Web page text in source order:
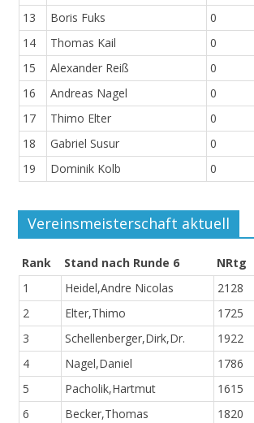
13
Boris Fuks 0
14
Thomas Kail 0
15
Alexander Reiß 0
16
Andreas Nagel 0
17
Thimo Elter 0
18
Gabriel Susur 0
19
Dominik Kolb 0
Vereinsmeisterschaft aktuell
Rank Stand nach Runde 6 NRtg
1
Heidel,Andre Nicolas 2128
2
Elter,Thimo 1725
3
Schellenberger,Dirk,Dr. 1922
4
Nagel,Daniel 1786
5
Pacholik,Hartmut 1615
6
Becker,Thomas 1820